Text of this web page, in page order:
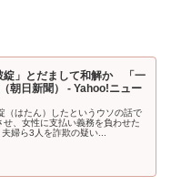
綻」とだまして和解か 「一
朝日新聞） - Yahoo!ニュー
（はたん）したというウソの話で
、女性に支払い義務を負わせた
婦ら3人を詐欺の疑い...